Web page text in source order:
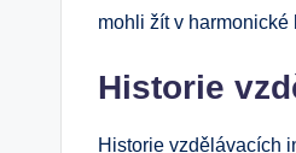
mohli žít v harmonické
Historie
Historie vzdělávacích